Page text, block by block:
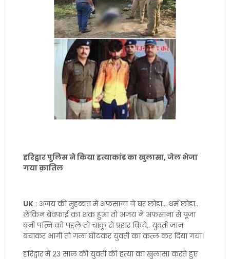
हरिद्वार पुलिस ने किया हत्याकांड का खुलासा, जेल भेजा
गया क़ातिल
UK: अजय की मुहब्बत में अफसाना ने घर छोड़ा... धर्म छोड़ा..
लेकिन बेवफाई का शक हुआ तो अजय ने अफसाना से पूजा
बनी पत्नि को पहले तो चाक़ू से प्रहार किये.. युवती जान
बचाकर भागी तो गला घोंटकर युवती का क़त्ल कर दिया गया।
हरिद्वार में 23 साल की युवती की हत्या का खुलासा करते हुए